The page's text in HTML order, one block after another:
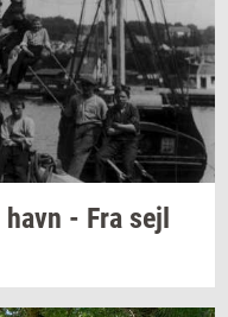
havn - Fra sejl